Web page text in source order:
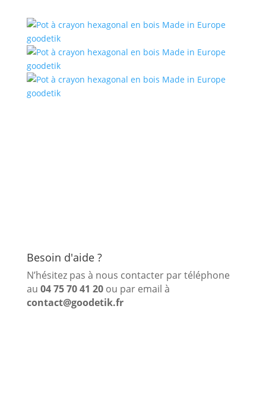
Besoin d'aide ?
N’hésitez pas à nous contacter par téléphone
au 04 75 70 41 20 ou par email à
contact@goodetik.fr